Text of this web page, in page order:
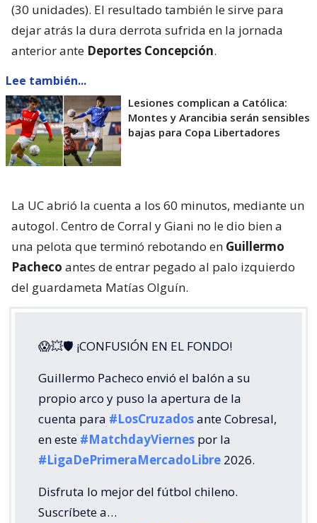
(30 unidades). El resultado también le sirve para
dejar atrás la dura derrota sufrida en la jornada
anterior ante Deportes Concepción.
Lee también...
Lesiones complican a Católica:
Montes y Arancibia serán sensibles
bajas para Copa Libertadores
La UC abrió la cuenta a los 60 minutos, mediante un
autogol. Centro de Corral y Giani no le dio bien a
una pelota que terminó rebotando en Guillermo
Pacheco antes de entrar pegado al palo izquierdo
del guardameta Matías Olguín.
😱💥🛡 ¡CONFUSIÓN EN EL FONDO!
Guillermo Pacheco envió el balón a su
propio arco y puso la apertura de la
cuenta para #LosCruzadosante Cobresal,
en este #MatchdayViernes por la
#LigaDePrimeraMercadoLibre 2026.
Disfruta lo mejor del fútbol chileno.
Suscríbete a…